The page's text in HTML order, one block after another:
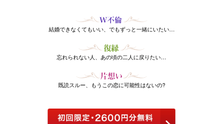
結婚できなくてもいい、でもずっと一緒にいたい…
忘れられない人、あの頃の二人に戻りたい…
既読スルー、もうこの恋に可能性はないの?